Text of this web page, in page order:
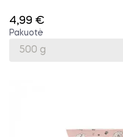
4,99 €
Pakuotė